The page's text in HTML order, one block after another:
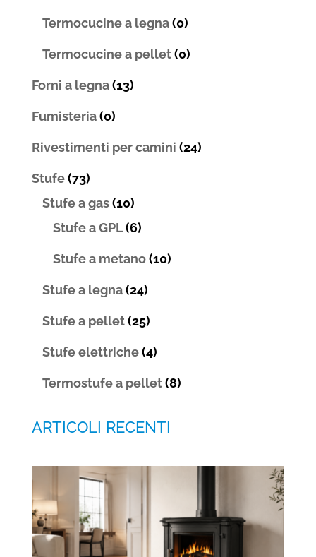
Termocucine a legna (0)
Termocucine a pellet (0)
Forni a legna (13)
Fumisteria (0)
Rivestimenti per camini (24)
Stufe (73)
Stufe a gas (10)
Stufe a GPL (6)
Stufe a metano (10)
Stufe a legna (24)
Stufe a pellet (25)
Stufe elettriche (4)
Termostufe a pellet (8)
ARTICOLI RECENTI